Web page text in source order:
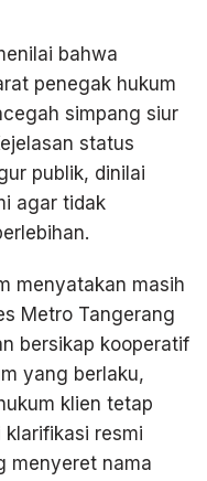
bahwa
penegak hukum
simpang siur
status
publik, dinilai
agar tidak
menyatakan masih
Metro Tangerang
bersikap kooperatif
yang berlaku,
klien tetap
resmi
menyeret nama